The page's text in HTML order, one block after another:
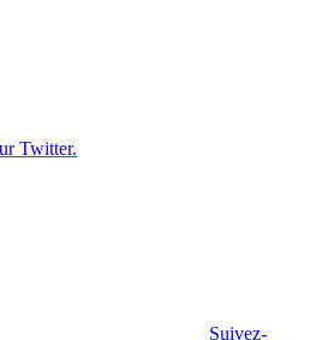
Twitter.
Suivez-